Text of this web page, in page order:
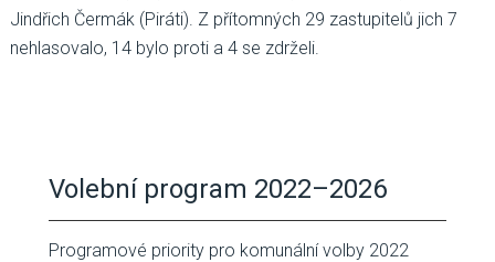
Jindřich Čermák (Piráti). Z přítomných 29 zastupitelů jich 7
nehlasovalo, 14 bylo proti a 4 se zdrželi.
Volební program 2022–2026
Programové priority pro komunální volby 2022